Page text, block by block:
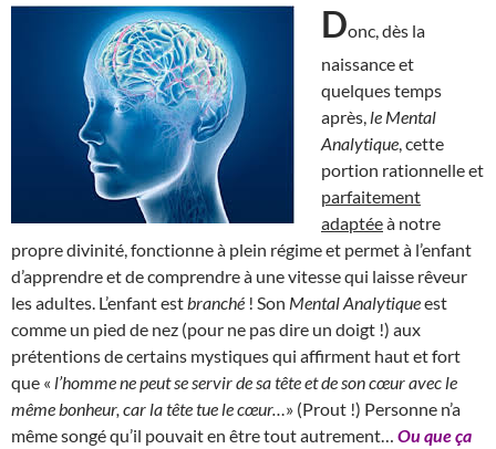
Donc, dès la
naissance et
quelques temps
après, le Mental
Analytique , cette
portion rationnelle et
parfaitement
adaptéeà notre
propre divinité, fonctionne à plein régime et permet à l’enfant
d’apprendre et de comprendre à une vitesse qui laisse rêveur
les adultes. L’enfant est branché ! Son Mental Analytiqueest
comme un pied de nez (pour ne pas dire un doigt !) aux
prétentions de certains mystiques qui affirment haut et fort
que « l’homme ne peut se servir de sa tête et de son cœur avec le
même bonheur, car la tête tue le cœur… » (Prout !) Personne n’a
même songé qu’il pouvait en être tout autrement… Ou que ça